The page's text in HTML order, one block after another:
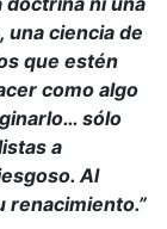
ciencia de
que estén
como algo
sólo
a
Al
renacimiento.”